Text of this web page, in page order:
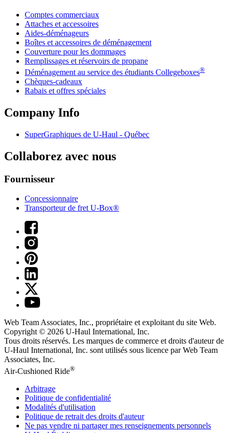
Comptes commerciaux
Attaches et accessoires
Aides-déménageurs
Boîtes et accessoires de déménagement
Couverture pour les dommages
Remplissages et réservoirs de propane
Déménagement au service des étudiants Collegeboxes®
Chèques-cadeaux
Rabais et offres spéciales
Company Info
SuperGraphiques de U-Haul - Québec
Collaborez avec nous
Fournisseur
Concessionnaire
Transporteur de fret U-Box®
Web Team Associates, Inc., propriétaire et exploitant du site Web.
Copyright © 2026 U-Haul International, Inc.
Tous droits réservés. Les marques de commerce et droits d'auteur de
U-Haul International, Inc. sont utilisés sous licence par Web Team
Associates, Inc.
Air-Cushioned Ride®
Arbitrage
Politique de confidentialité
Modalités d'utilisation
Politique de retrait des droits d'auteur
Ne pas vendre ni partager mes renseignements personnels